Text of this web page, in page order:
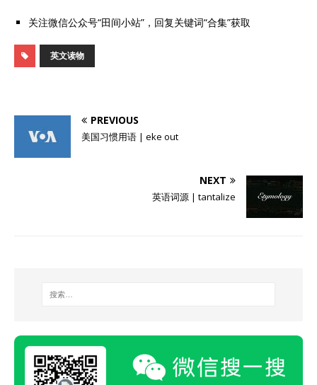
关注微信公众号“田间小站”，回复关键词“合集”获取
英文读物
PREVIOUS
美国习惯用语 | eke out
NEXT
英语词源 | tantalize